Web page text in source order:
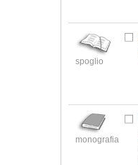
spoglio
monografia